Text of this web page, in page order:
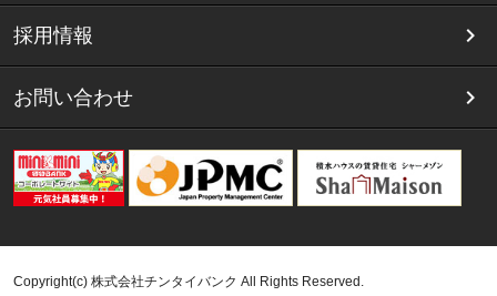
採用情報
お問い合わせ
Copyright(c) 株式会社チンタイバンク All Rights Reserved.